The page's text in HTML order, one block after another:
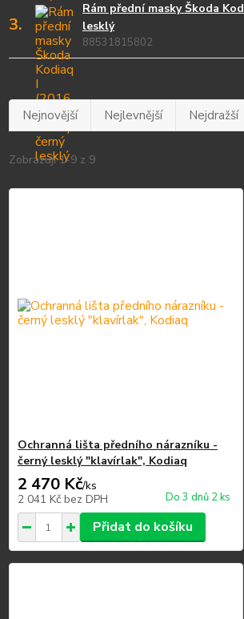
3.
Rám přední masky Škoda
lesklý
88531815802
Nejnovější Nejlevnější Nejdražší
Zobrazuji 1-9 z 9
Ochranná lišta předního nárazníku -
černý lesklý "klavírlak", Kodiaq
2 470 Kč/ks
2 041 Kč bez DPH Do 3 dnů 2 ks
Přidat do košíku